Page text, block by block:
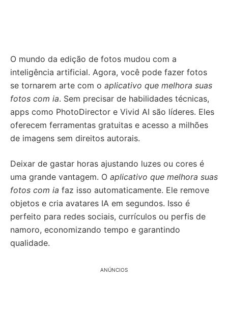
O mundo da edição de fotos mudou com a
inteligência artificial. Agora, você pode fazer fotos
se tornarem arte com o aplicativo que melhora suas
fotos com ia. Sem precisar de habilidades técnicas,
apps como PhotoDirector e Vivid AI são líderes. Eles
oferecem ferramentas gratuitas e acesso a milhões
de imagens sem direitos autorais.
Deixar de gastar horas ajustando luzes ou cores é
uma grande vantagem. O aplicativo que melhora suas
fotos com ia faz isso automaticamente. Ele remove
objetos e cria avatares IA em segundos. Isso é
perfeito para redes sociais, currículos ou perfis de
namoro, economizando tempo e garantindo
qualidade.
ANÚNCIOS